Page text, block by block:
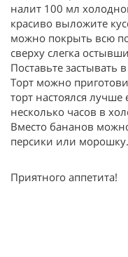
налит 100 мл
красиво выложите
можно покрыть всю
сверху слегка
Поставьте застывать
Торт можно
торт настоялся
несколько часов в
Вместо бананов
персики или морошку.
Приятного аппетита!